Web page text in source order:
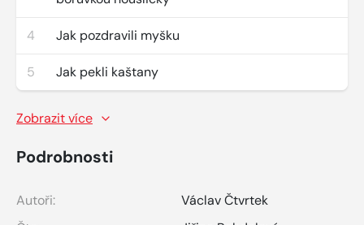
4 Jak pozdravili myšku
5 Jak pekli kaštany
Zobrazit více
Podrobnosti
Autoři:
Václav Čtvrtek